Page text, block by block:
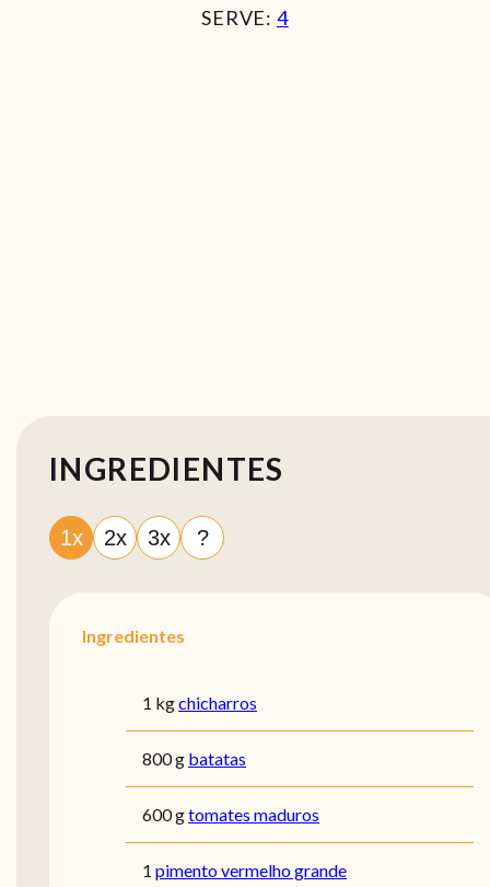
SERVE: 4
INGREDIENTES
1x 2x 3x ?
Ingredientes
1 kgchicharros
800 g batatas
600 gtomates maduros
1 pimento vermelho grande